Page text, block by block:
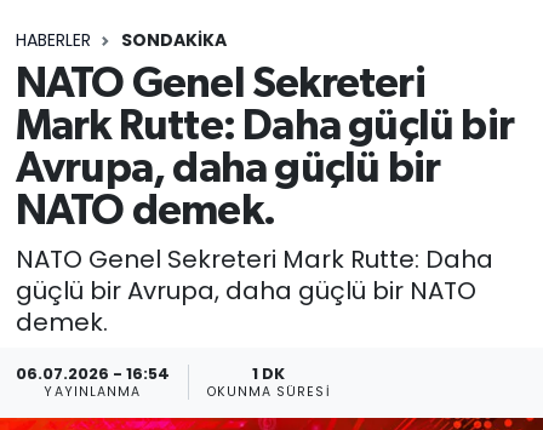
HABERLER SONDAKIKA
NATO Genel Sekreteri
Mark Rutte: Daha güçlü bir
Avrupa, daha güçlü bir
NATO demek.
NATO Genel Sekreteri Mark Rutte: Daha
güçlü bir Avrupa, daha güçlü bir NATO
demek.
06.07.2026 - 16:54
YAYINLANMA
1 DK
OKUNMA SÜRESI
EĞİTİM
SİYASET
MAGAZİN
Tüm Manşetler
Son Dakika Haberleri
Haber Arşivi